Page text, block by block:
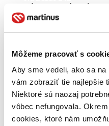
Môžeme pracovať s
Aby sme vedeli, ako sa
vám zobraziť tie najlepšie
Niektoré sú naozaj
vôbec nefungovala.
cookies, ktoré nám
Túto knihu máme síce
posledné kusy. Ak ju
Dodanie ďalších môže
Pridať do zoznamu